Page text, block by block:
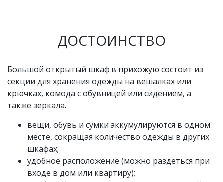
ДОСТОИНСТВО
Большой открытый шкаф в прихожую состоит из
секции для хранения одежды на вешалках или
крючках, комода с обувницей или сидением, а
также зеркала.
вещи, обувь и сумки аккумулируются в одном
месте, сокращая количество одежды в других
шкафах;
удобное расположение (можно раздеться при
входе в дом или квартиру);